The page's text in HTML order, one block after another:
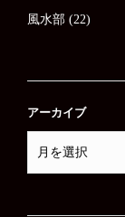
風水部 (22)
アーカイブ